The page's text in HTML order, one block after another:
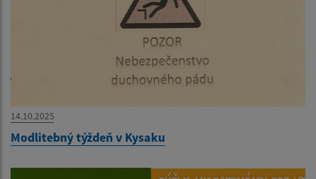
14.10.2025
Modlitebný týždeň v Kysaku